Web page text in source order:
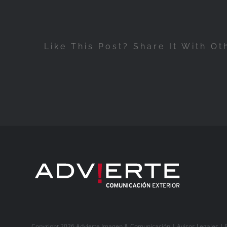
Like This Post? Share It With